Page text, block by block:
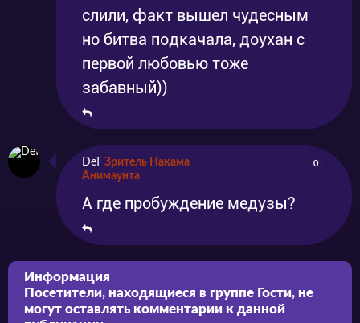
слили, факт вышел чудесным
но битва подкачала, доухан с
первой любовью тоже
забавный))
DeT
Зритель Накама
Анимаунта
0
А где пробуждение медузы?
Информация
Посетители, находящиеся в группе Гости, не
могут оставлять комментарии к данной